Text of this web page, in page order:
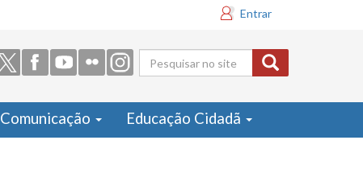
Entrar
Formulário
de busca
Comunicação Educação Cidadã